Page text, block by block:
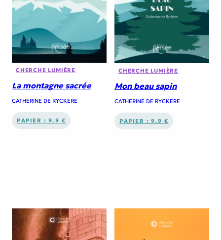
CHERCHE LUMIÈRE
La montagne sacrée
CATHERINE DE RYCKERE
PAPIER : 9.9 €
CHERCHE LUMIÈRE
Mon beau sapin
CATHERINE DE RYCKERE
PAPIER : 9.9 €